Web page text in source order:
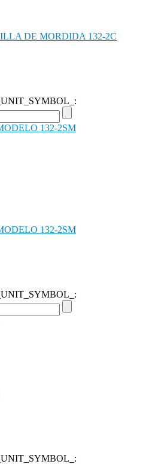
DE MORDIDA 132-2C
132-2SM
132-2SM